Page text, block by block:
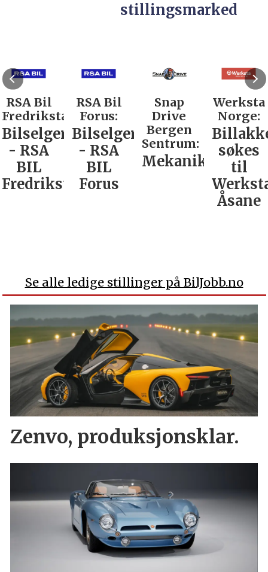
stillingsmarked
RSA Bil
Fredrikstad:
Bilselger
- RSA
BIL
Fredrikstad
RSA Bil
Forus:
Bilselger
- RSA
BIL
Forus
Snap
Drive
Bergen
Sentrum:
Mekaniker
Werksta
Norge:
søkes
til
Åsane
Se alle ledige stillinger på BilJobb.no
Zenvo, produksjonsklar.